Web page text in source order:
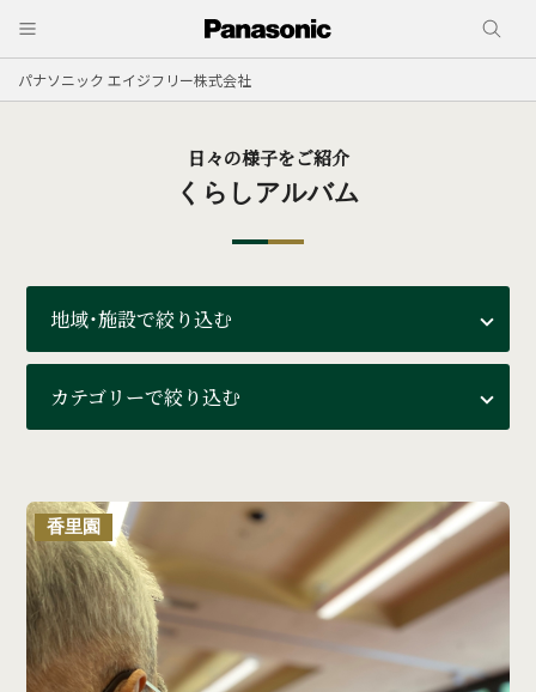
パナソニック エイジフリー株式会社
日々の様子をご紹介
くらしアルバム
地域・施設で絞り込む
カテゴリーで絞り込む
香里園